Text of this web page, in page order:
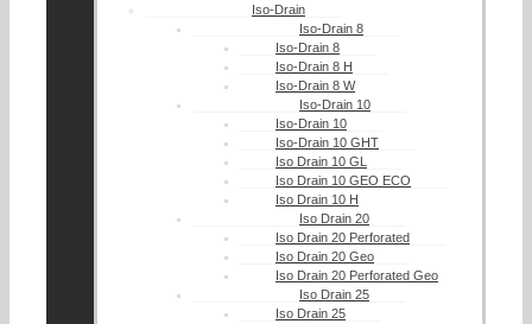
Iso-Drain
Iso-Drain 8
Iso-Drain 8
Iso-Drain 8 Н
Iso-Drain 8 W
Iso-Drain 10
Iso-Drain 10
Iso-Drain 10 GHT
Iso Drain 10 GL
Iso Drain 10 GEO ECO
Iso Drain 10 H
Iso Drain 20
Iso Drain 20 Perforated
Iso Drain 20 Geo
Iso Drain 20 Perforated Geo
Iso Drain 25
Iso Drain 25